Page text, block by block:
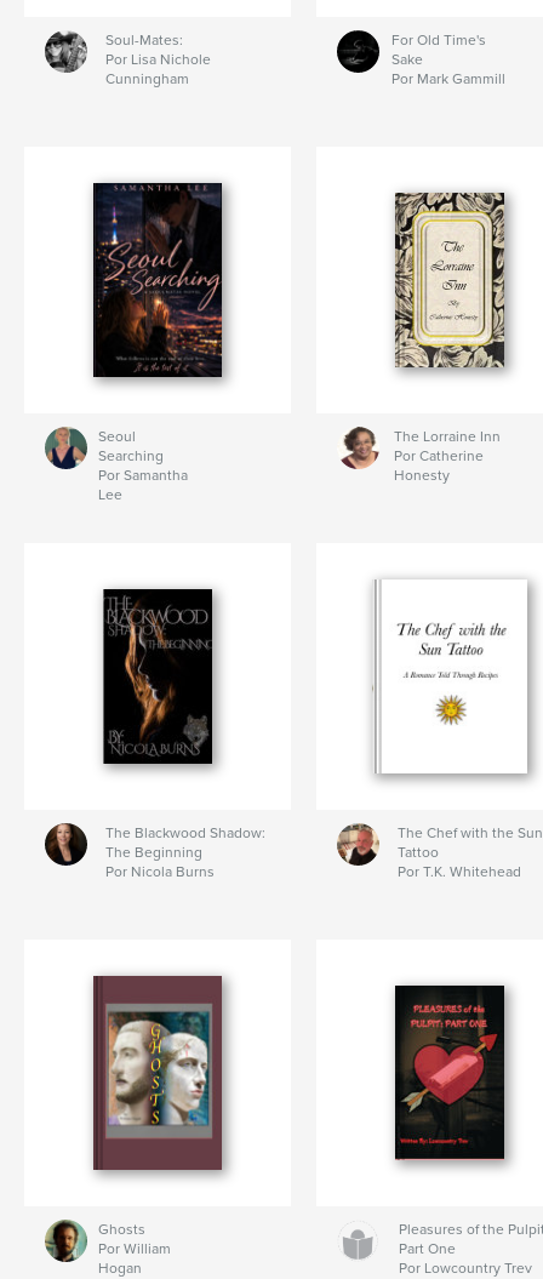
Soul-Mates:
Por Lisa Nichole
Cunningham
For Old Time's
Sake
Por Mark Gammill
Seoul
Searching
Por Samantha
Lee
The Lorraine Inn
Por Catherine
Honesty
The Blackwood Shadow:
The Beginning
Por Nicola Burns
The Chef with the Sun
Tattoo
Por T.K. Whitehead
Ghosts
Por William
Hogan
Pleasures of the
Part One
Por Lowcountry Trev